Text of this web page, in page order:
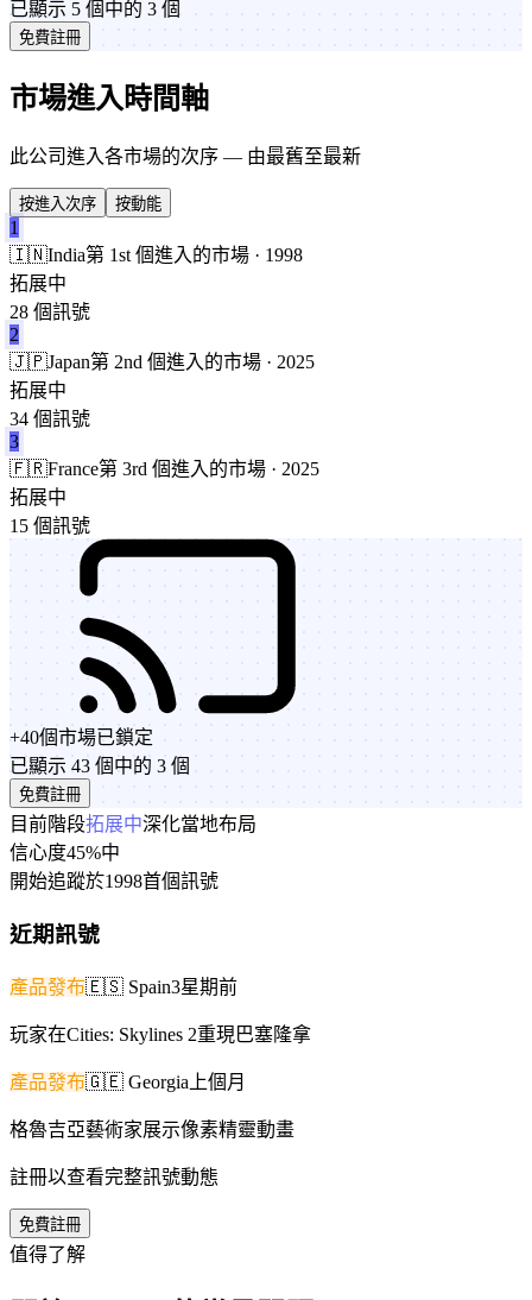
已顯示 5 個中的 3 個
免費註冊
市場進入時間軸
此公司進入各市場的次序 — 由最舊至最新
按進入次序 按動能
1
🇮🇳India第 1st 個進入的市場 · 1998
拓展中
28 個訊號
2
🇯🇵Japan第 2nd 個進入的市場 · 2025
拓展中
34 個訊號
3
🇫🇷France第 3rd 個進入的市場 · 2025
拓展中
15 個訊號
+40個市場已鎖定
已顯示 43 個中的 3 個
免費註冊
目前階段拓展中深化當地布局
信心度45%中
開始追蹤於1998首個訊號
近期訊號
產品發布🇪🇸 Spain3星期前
玩家在Cities: Skylines 2重現巴塞隆拿
產品發布🇬🇪 Georgia 上個月
格魯吉亞藝術家展示像素精靈動畫
註冊以查看完整訊號動態
免費註冊
值得了解